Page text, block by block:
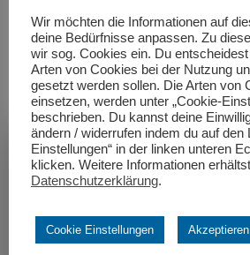
Vereinsführung Nach der Entlastung
VonMAC Königsbrunn, vor4 Monaten
Wir möchten die Informationen auf
deine Bedürfnisse anpassen. Zu
wir sog. Cookies ein. Du
Arten von Cookies bei der Nutzung
gesetzt werden sollen. Die Arten von
einsetzen, werden unter „Cookie-
beschrieben. Du kannst deine
ändern / widerrufen indem du auf den
Einstellungen“ in der linken unteren
klicken. Weitere Informationen
Datenschutzerklärung.
Cookie Einstellungen Akzeptieren